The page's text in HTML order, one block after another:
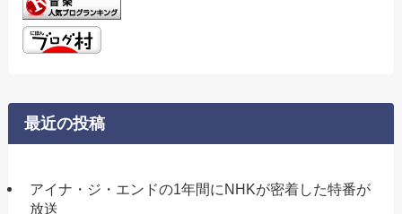
最近の投稿
アイナ・ジ・エンドの1年間にNHKが密着した特番が
放送